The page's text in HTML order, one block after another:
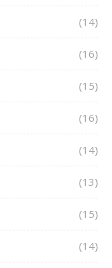
(14)
(16)
(15)
(16)
(14)
(13)
(15)
(14)